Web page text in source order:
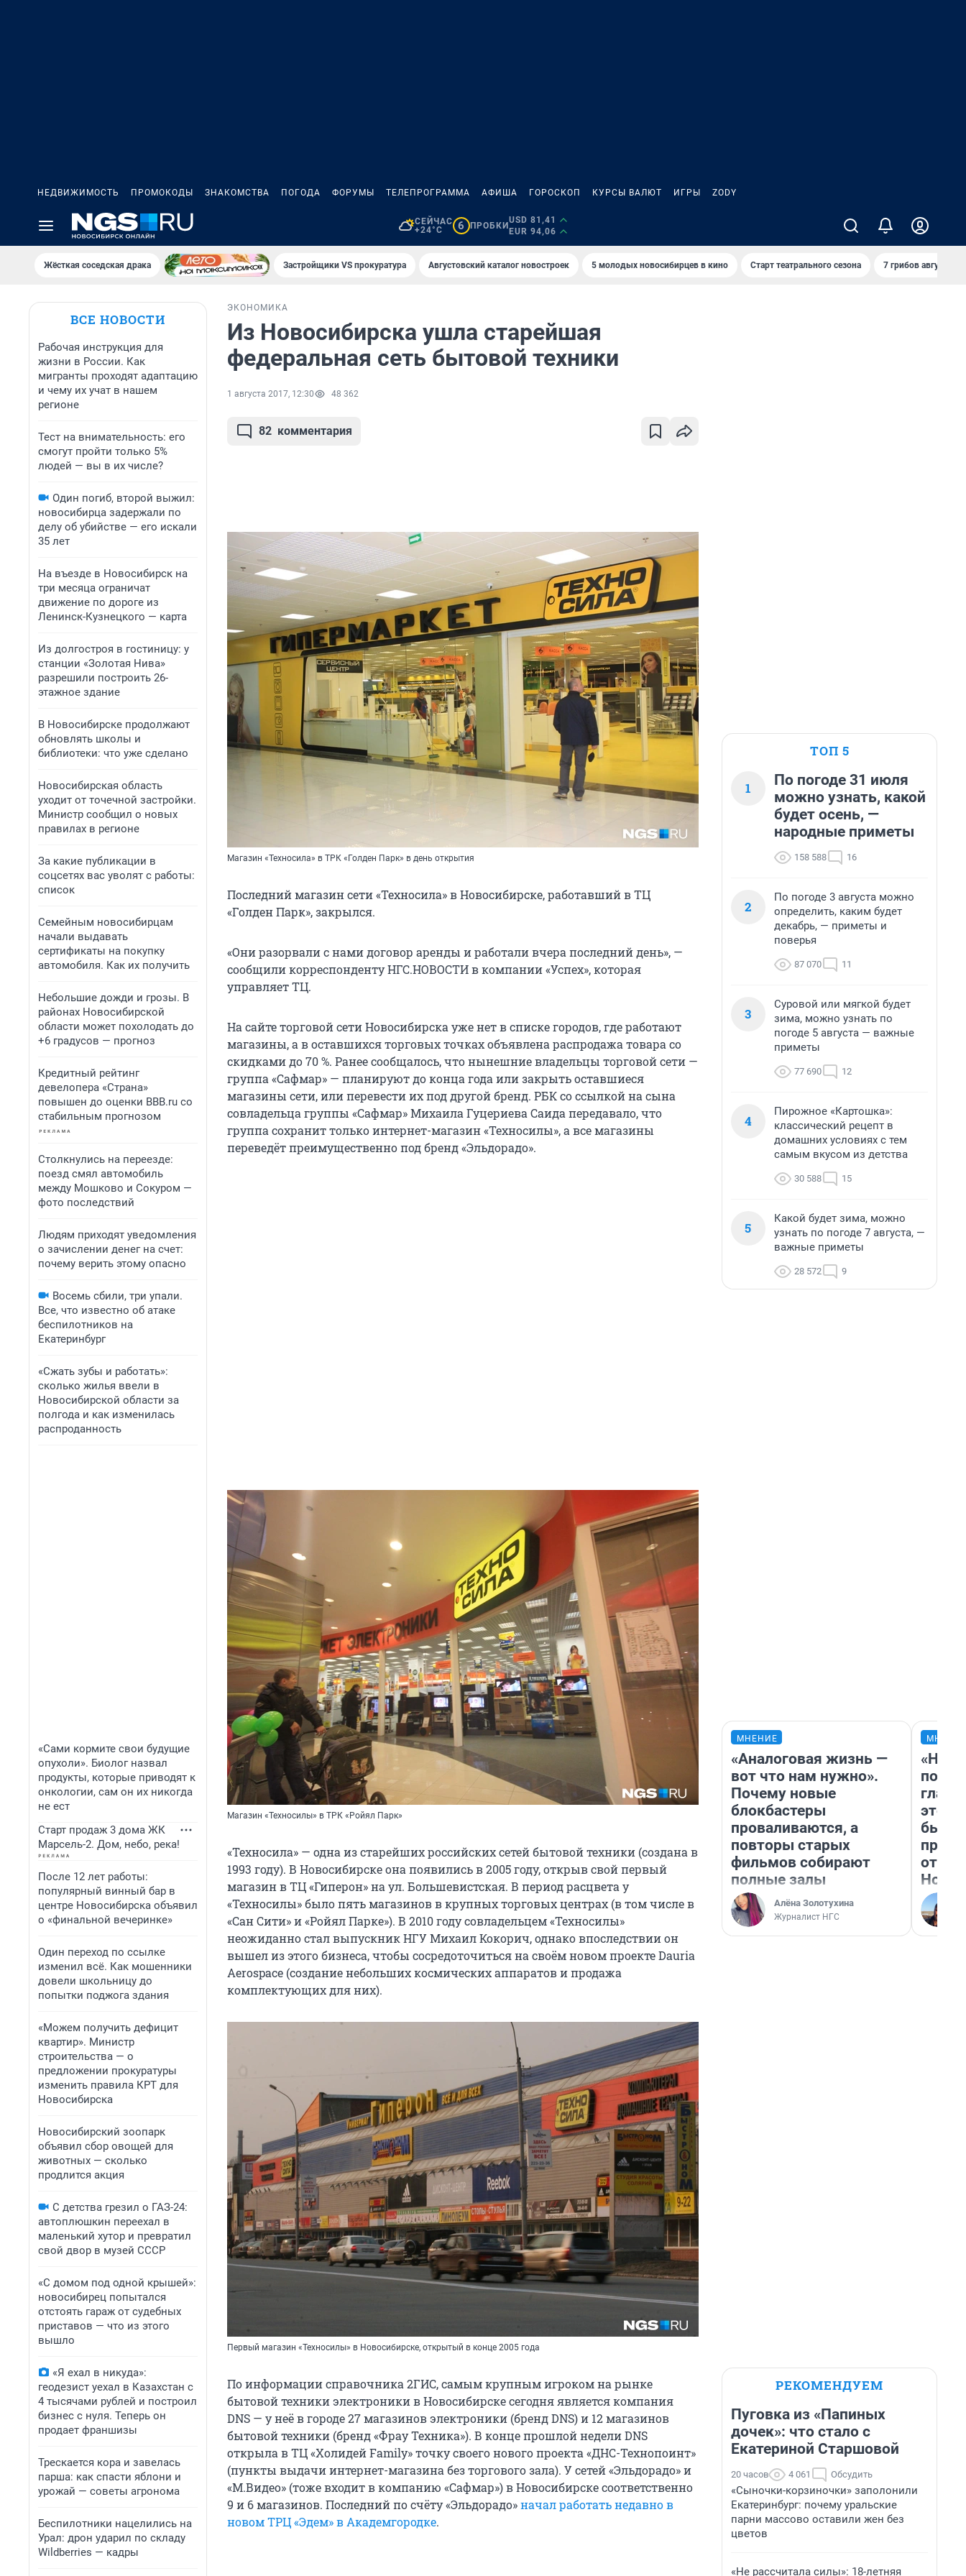
НЕДВИЖИМОСТЬ ПРОМОКОДЫ ЗНАКОМСТВА ПОГОДА ФОРУМЫ ТЕЛЕПРОГРАММА АФИША ГОРОСКОП КУРСЫ ВАЛЮТ ИГРЫ ZODY
СЕЙЧАС
+24°C
6 ПРОБКИ
USD 81,41
EUR 94,06
Жёсткая соседская драка Застройщики VS прокуратура Августовский каталог новостроек 5 молодых новосибирцев в кино Старт театрального сезона 7 грибов августа
ВСЕ НОВОСТИ
Рабочая инструкция для
жизни в России. Как
мигранты проходят адаптацию
и чему их учат в нашем
регионе
Тест на внимательность: его
смогут пройти только 5%
людей — вы в их числе?
Один погиб, второй выжил:
новосибирца задержали по
делу об убийстве — его искали
35 лет
На въезде в Новосибирск на
три месяца ограничат
движение по дороге из
Ленинск-Кузнецкого — карта
Из долгостроя в гостиницу: у
станции «Золотая Нива»
разрешили построить 26-
этажное здание
В Новосибирске продолжают
обновлять школы и
библиотеки: что уже сделано
Новосибирская область
уходит от точечной застройки.
Министр сообщил о новых
правилах в регионе
За какие публикации в
соцсетях вас уволят с работы:
список
Семейным новосибирцам
начали выдавать
сертификаты на покупку
автомобиля. Как их получить
Небольшие дожди и грозы. В
районах Новосибирской
области может похолодать до
+6 градусов — прогноз
Кредитный рейтинг
девелопера «Страна»
повышен до оценки BBB.ru со
стабильным прогнозом
Столкнулись на переезде:
поезд смял автомобиль
между Мошково и Сокуром —
фото последствий
Людям приходят уведомления
о зачислении денег на счет:
почему верить этому опасно
Восемь сбили, три упали.
Все, что известно об атаке
беспилотников на
Екатеринбург
«Сжать зубы и работать»:
сколько жилья ввели в
Новосибирской области за
полгода и как изменилась
распроданность
«Сами кормите свои будущие
опухоли». Биолог назвал
продукты, которые приводят к
онкологии, сам он их никогда
не ест
Старт продаж 3 дома ЖК
Марсель-2. Дом, небо, река!
После 12 лет работы:
популярный винный бар в
центре Новосибирска объявил
о «финальной вечеринке»
Один переход по ссылке
изменил всё. Как мошенники
довели школьницу до
попытки поджога здания
«Можем получить дефицит
квартир». Министр
строительства — о
предложении прокуратуры
изменить правила КРТ для
Новосибирска
Новосибирский зоопарк
объявил сбор овощей для
животных — сколько
продлится акция
С детства грезил о ГАЗ-24:
автоплюшкин переехал в
маленький хутор и превратил
свой двор в музей СССР
«С домом под одной крышей»:
новосибирец попытался
отстоять гараж от судебных
приставов — что из этого
вышло
«Я ехал в никуда»:
геодезист уехал в Казахстан с
4 тысячами рублей и построил
бизнес с нуля. Теперь он
продает франшизы
Трескается кора и завелась
парша: как спасти яблони и
урожай — советы агронома
Беспилотники нацелились на
Урал: дрон ударил по складу
Wildberries — кадры
ЭКОНОМИКА
Из Новосибирска ушла старейшая
федеральная сеть бытовой техники
1 августа 2017, 12:30 48 362
82 комментария
Магазин «Техносила» в ТРК «Голден Парк» в день открытия
Последний магазин сети «Техносила» в Новосибирске, работавший в ТЦ
«Голден Парк», закрылся.
«Они разорвали с нами договор аренды и работали вчера последний день», —
сообщили корреспонденту НГС.НОВОСТИ в компании «Успех», которая
управляет ТЦ.
На сайте торговой сети Новосибирска уже нет в списке городов, где работают
магазины, а в оставшихся торговых точках объявлена распродажа товара со
скидками до 70 %. Ранее сообщалось, что нынешние владельцы торговой сети —
группа «Сафмар» — планируют до конца года или закрыть оставшиеся
магазины сети, или перевести их под другой бренд. РБК со ссылкой на сына
совладельца группы «Сафмар» Михаила Гуцериева Саида передавало, что
группа сохранит только интернет-магазин «Техносилы», а все магазины
переведёт преимущественно под бренд «Эльдорадо».
Магазин «Техносилы» в ТРК «Ройял Парк»
«Техносила» — одна из старейших российских сетей бытовой техники (создана в
1993 году). В Новосибирске она появились в 2005 году, открыв свой первый
магазин в ТЦ «Гиперон» на ул. Большевистская. В период расцвета у
«Техносилы» было пять магазинов в крупных торговых центрах (в том числе в
«Сан Сити» и «Ройял Парке»). В 2010 году совладельцем «Техносилы»
неожиданно стал выпускник НГУ Михаил Кокорич, однако впоследствии он
вышел из этого бизнеса, чтобы сосредоточиться на своём новом проекте Dauria
Aerospace (создание небольших космических аппаратов и продажа
комплектующих для них).
Первый магазин «Техносилы» в Новосибирске, открытый в конце 2005 года
По информации справочника 2ГИС, самым крупным игроком на рынке
бытовой техники электроники в Новосибирске сегодня является компания
DNS — у неё в городе 27 магазинов электроники (бренд DNS) и 12 магазинов
бытовой техники (бренд «Фрау Техника»). В конце прошлой недели DNS
открыла в ТЦ «Холидей Family» точку своего нового проекта «ДНС-Технопоинт»
(пункты выдачи интернет-магазина без торгового зала). У сетей «Эльдорадо» и
«М.Видео» (тоже входит в компанию «Сафмар») в Новосибирске соответственно
9 и 6 магазинов. Последний по счёту «Эльдорадо»начал работать недавно в
новом ТРЦ «Эдем» в Академгородке.
ТОП 5
1
По погоде 31 июля
можно узнать, какой
будет осень, —
народные приметы
158 588 16
2
По погоде 3 августа можно
определить, каким будет
декабрь, — приметы и
поверья
87 070 11
3
Суровой или мягкой будет
зима, можно узнать по
погоде 5 августа — важные
приметы
77 690 12
4
Пирожное «Картошка»:
классический рецепт в
домашних условиях с тем
самым вкусом из детства
30 588 15
5
Какой будет зима, можно
узнать по погоде 7 августа, —
важные приметы
28 572 9
МНЕНИЕ
«Аналоговая жизнь —
вот что нам нужно».
Почему новые
блокбастеры
проваливаются, а
повторы старых
фильмов собирают
полные залы
Алёна Золотухина
Журналист НГС
этого
бьет
РЕКОМЕНДУЕМ
Пуговка из «Папиных
дочек»: что стало с
Екатериной Старшовой
20 часов 4 061 Обсудить
«Сыночки-корзиночки» заполонили
Екатеринбург: почему уральские
парни массово оставили жен без
цветов
«Не рассчитала силы»: 18-летняя